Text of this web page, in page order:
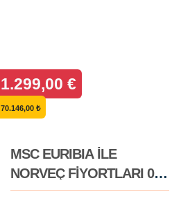
1.299,00 €
70.146,00 ₺
MSC EURIBIA İLE
NORVEÇ FİYORTLARI 03
MAYIS